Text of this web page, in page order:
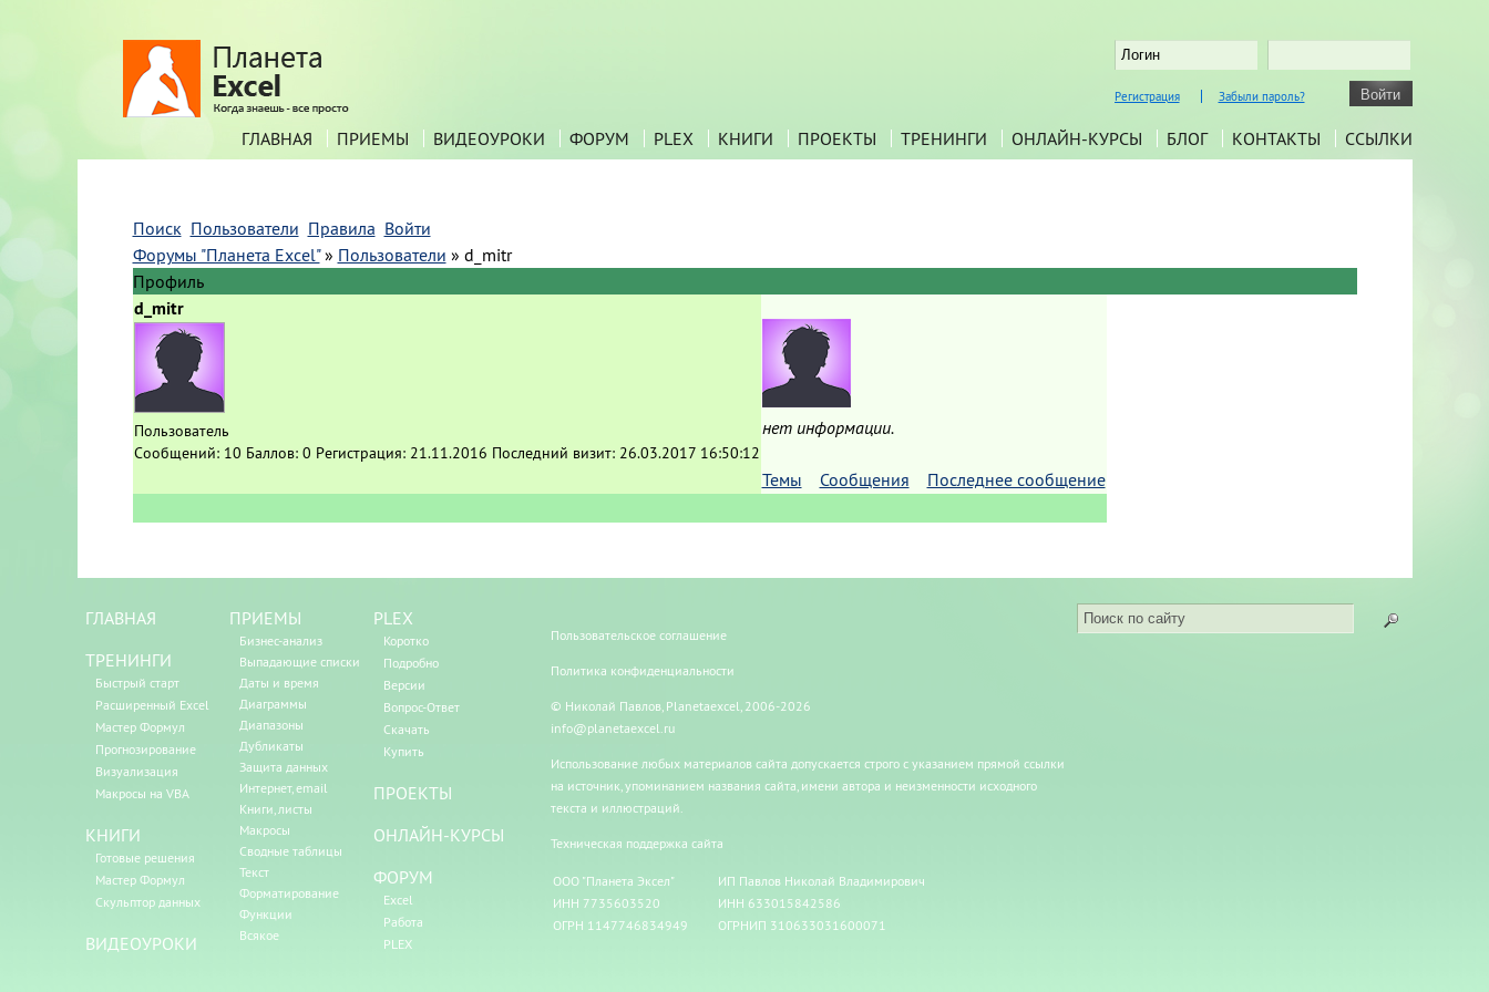
Регистрация Забыли пароль?
ГЛАВНАЯ ПРИЕМЫ ВИДЕОУРОКИ ФОРУМ PLEX КНИГИ ПРОЕКТЫ ТРЕНИНГИ ОНЛАЙН-КУРСЫ БЛОГ КОНТАКТЫ ССЫЛКИ
Поиск Пользователи Правила Войти
Форумы "Планета Excel" » Пользователи » d_mitr
Профиль
d_mitr
Пользователь
Сообщений: 10 Баллов: 0 Регистрация: 21.11.2016 Последний визит: 26.03.2017 16:50:12
нет информации.
Темы Сообщения Последнее сообщение
ГЛАВНАЯ
ТРЕНИНГИ
Быстрый старт
Расширенный Excel
Мастер Формул
Прогнозирование
Визуализация
Макросы на VBA
КНИГИ
Готовые решения
Мастер Формул
Скульптор данных
ВИДЕОУРОКИ
ПРИЕМЫ
Бизнес-анализ
Выпадающие списки
Даты и время
Диаграммы
Диапазоны
Дубликаты
Защита данных
Интернет, email
Книги, листы
Макросы
Сводные таблицы
Текст
Форматирование
Функции
Всякое
PLEX
Коротко
Подробно
Версии
Вопрос-Ответ
Скачать
Купить
ПРОЕКТЫ
ОНЛАЙН-КУРСЫ
ФОРУМ
Excel
Работа
PLEX
Пользовательское соглашение
Политика конфиденциальности
© Николай Павлов, Planetaexcel, 2006-2026
info@planetaexcel.ru
Использование любых материалов сайта допускается строго с указанием прямой ссылки
на источник, упоминанием названия сайта, имени автора и неизменности исходного
текста и иллюстраций.
Техническая поддержка сайта
ООО "Планета Эксел"
ИНН 7735603520
ОГРН 1147746834949
ИП Павлов Николай Владимирович
ИНН 633015842586
ОГРНИП 310633031600071